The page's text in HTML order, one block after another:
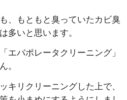
、もともと臭っていたカビ臭
多いと思います。
エバポレータクリーニング」
。
キリクリーニングした上で、